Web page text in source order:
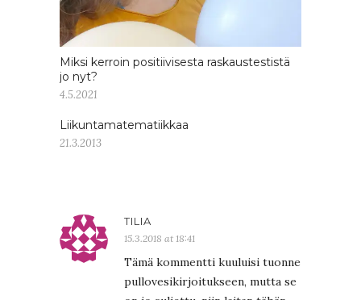
Miksi kerroin positiivisesta raskaustestistä
jo nyt?
4.5.2021
Liikuntamatematiikkaa
21.3.2013
TILIA
15.3.2018 at 18:41
Tämä kommentti kuuluisi tuonne
pullovesikirjoitukseen, mutta se